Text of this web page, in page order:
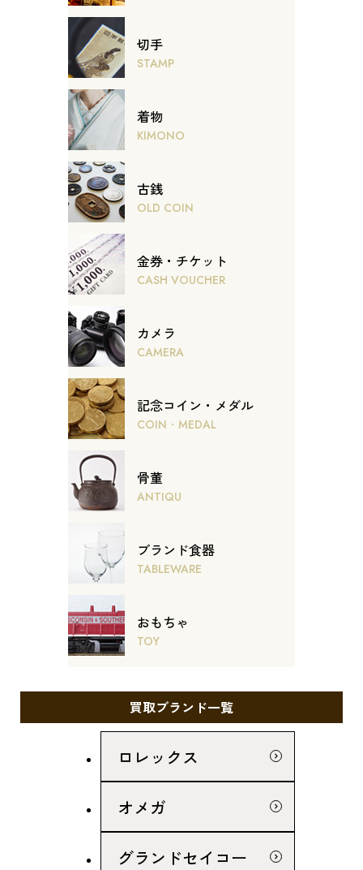
切手
STAMP
着物
KIMONO
古銭
OLD COIN
金券・チケット
CASH VOUCHER
カメラ
CAMERA
記念コイン・メダル
COIN・MEDAL
骨董
ANTIQU
ブランド食器
TABLEWARE
おもちゃ
TOY
買取ブランド一覧
ロレックス
オメガ
グランドセイコー